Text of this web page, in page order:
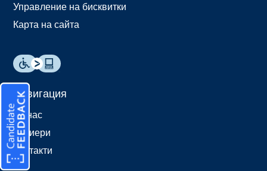
Управление на бисквитки
Карта на сайта
Навигация
За нас
Кариери
Контакти